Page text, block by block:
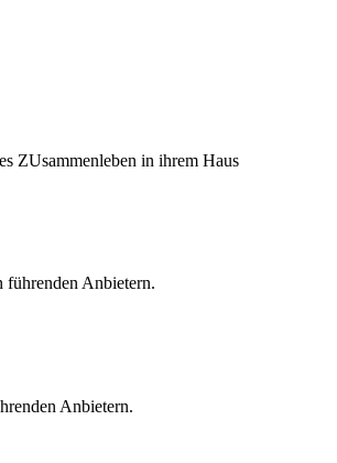
ZUsammenleben in ihrem Haus
Anbietern.
Anbietern.